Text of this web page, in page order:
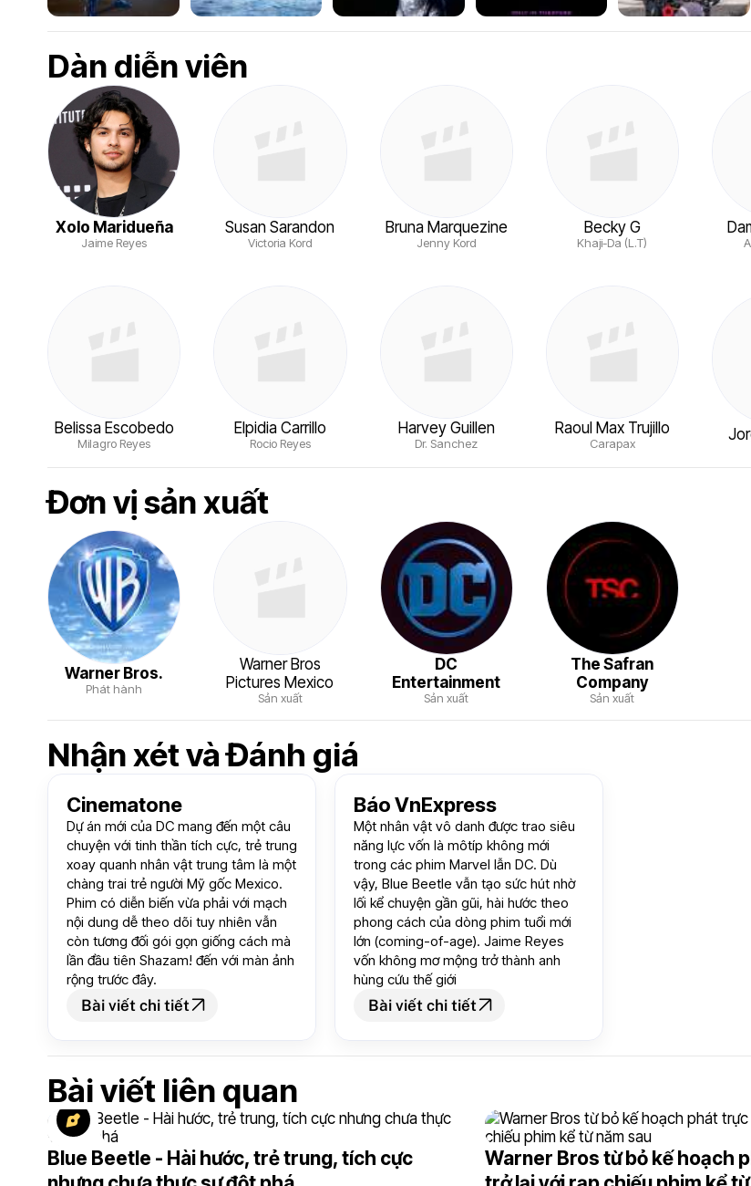
Dàn diễn viên
Xolo Maridueña
Jaime Reyes
Susan Sarandon
Victoria Kord
Bruna Marquezine
Jenny Kord
Becky G
Khaji-Da (L.T)
Belissa Escobedo
Milagro Reyes
Elpidia Carrillo
Rocio Reyes
Harvey Guillen
Dr. Sanchez
Raoul Max Trujillo
Carapax
Đơn vị sản xuất
Warner Bros.
Phát hành
Warner Bros
Pictures Mexico
Sản xuất
DC
Entertainment
Sản xuất
The Safran
Company
Sản xuất
Nhận xét và Đánh giá
Cinematone
Dự án mới của DC mang đến một câu
chuyện với tinh thần tích cực, trẻ trung
xoay quanh nhân vật trung tâm là một
chàng trai trẻ người Mỹ gốc Mexico.
Phim có diễn biến vừa phải với mạch
nội dung dễ theo dõi tuy nhiên vẫn
còn tương đối gói gọn giống cách mà
lần đầu tiên Shazam! đến với màn ảnh
rộng trước đây.
Bài viết chi tiết
Báo VnExpress
Một nhân vật vô danh được trao siêu
năng lực vốn là môtíp không mới
trong các phim Marvel lẫn DC. Dù
vậy, Blue Beetle vẫn tạo sức hút nhờ
lối kể chuyện gần gũi, hài hước theo
phong cách của dòng phim tuổi mới
lớn (coming-of-age). Jaime Reyes
vốn không mơ mộng trở thành anh
hùng cứu thế giới
Bài viết chi tiết
Bài viết liên quan
Blue Beetle - Hài hước, trẻ trung, tích cực
Warner Bros từ bỏ kế hoạch